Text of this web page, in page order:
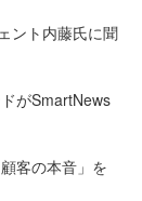
ント内藤氏に聞
がSmartNews
客の本音」を